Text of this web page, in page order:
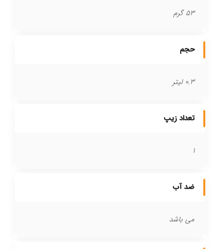
53 گرم
حجم
0.3 لیتر
تعداد زیپ
1
ضد آب
می باشد